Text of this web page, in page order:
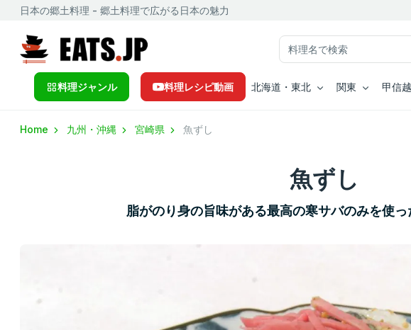
日本の郷土料理 - 郷土料理で広がる日本の魅力
料理ジャンル 料理レシピ動画 北海道・東北 関東 甲信
Home 九州・沖縄 宮崎県 魚ずし
魚ずし
脂がのり身の旨味がある最高の寒サバのみを使っ